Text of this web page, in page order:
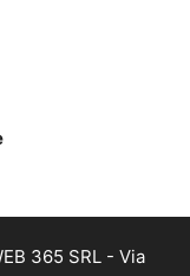
365 SRL - Via